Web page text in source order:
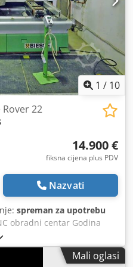
Ajwswa • Mogućnosti:
ploča • Dovod zraka:
30 m/s Dodatna oprema •
čašicama
1 / 10
22
14.900 €
fiksna cijena plus PDV
Nazvati
spreman za upotrebu
obradni centar Godina
područje 4 osi X-os 3060
6 konzola s 18 držača
bakelitne šipke zaMali oglasi